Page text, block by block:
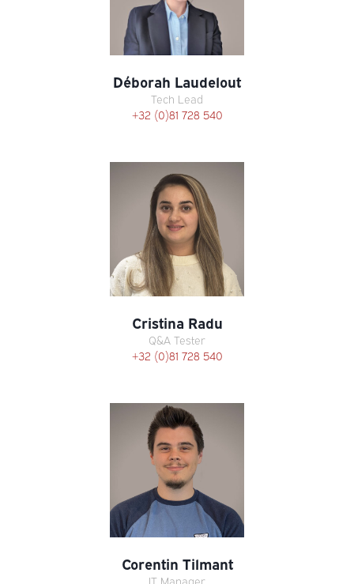
Déborah Laudelout
Tech Lead
+32 (0)81 728 540
Cristina Radu
Q&A Tester
+32 (0)81 728 540
Corentin Tilmant
IT Manager